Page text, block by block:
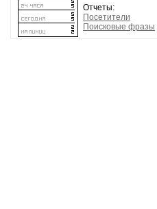
Отчеты:
Посетители
Поисковые фразы